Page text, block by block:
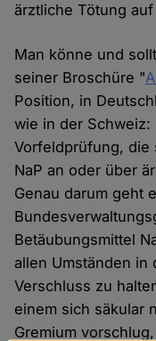
ärztliche Tötung
Man könne und
seiner Broschüre "
Position, in
wie in der Schweiz:
Vorfeldprüfung, die
NaP an oder über
Genau darum geht
Betäubungsmittel
allen Umständen in
Verschluss zu
einem sich säkular
Gremium